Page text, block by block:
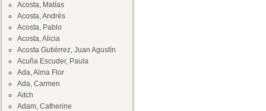
Acosta, Matías
Acosta, Andrés
Acosta, Pablo
Acosta, Alicia
Acosta Gutiérrez, Juan Agustín
Acuña Escuder, Paula
Ada, Alma Flor
Ada, Carmen
Aitch
Adam, Catherine